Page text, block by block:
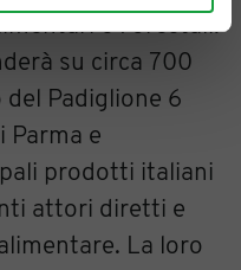
e Forestali.
su circa 700
Padiglione 6
Parma e
prodotti italiani
attori diretti e
La loro